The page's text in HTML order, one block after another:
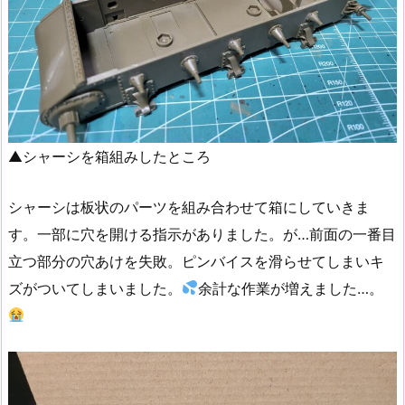
▲シャーシを箱組みしたところ
シャーシは板状のパーツを組み合わせて箱にしていきま
す。一部に穴を開ける指示がありました。が…前面の一番目
立つ部分の穴あけを失敗。ピンバイスを滑らせてしまいキ
ズがついてしまいました。
余計な作業が増えました…。